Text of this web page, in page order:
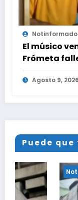
El músico
Frómeta
Agosto 9, 2026
Puede
Noticias